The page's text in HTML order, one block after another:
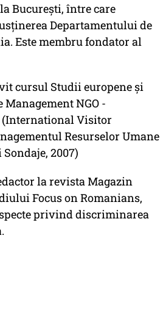
București, între care
Departamentului de
Este membru fondator al
cursul Studii europene și
NGO -
Visitor
Resurselor Umane
2007)
la revista Magazin
Focus on Romanians,
privind discriminarea